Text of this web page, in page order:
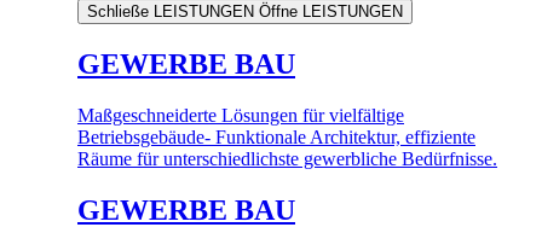
Schließe LEISTUNGEN Öffne LEISTUNGEN
GEWERBE BAU
Maßgeschneiderte Lösungen für vielfältige
Betriebsgebäude- Funktionale Architektur, effiziente
Räume für unterschiedlichste gewerbliche Bedürfnisse.
GEWERBE BAU